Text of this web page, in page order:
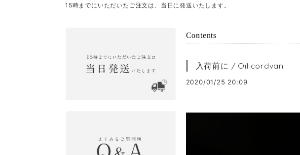
15時までにいただいたご注文は、当日に発送いたします。
Contents
入荷前に / Oil cordvan
2020/01/25 20:09